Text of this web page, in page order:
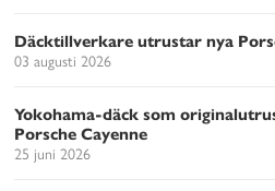
Däcktillverkare utrustar nya
03 augusti 2026
Yokohama-däck som
Porsche Cayenne
25 juni 2026